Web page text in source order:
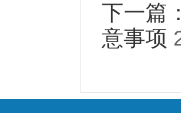
下一篇
意事项